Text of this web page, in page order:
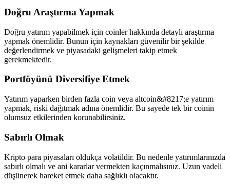
Doğru Araştırma Yapmak
Doğru yatırım yapabilmek için coinler hakkında detaylı araştırma
yapmak önemlidir. Bunun için kaynakları güvenilir bir şekilde
değerlendirmek ve piyasadaki gelişmeleri takip etmek
gerekmektedir.
Portföyünü Diversifiye Etmek
Yatırım yaparken birden fazla coin veya altcoin&#8217;e yatırım
yapmak, riski dağıtmak adına önemlidir. Bu sayede tek bir coinin
olumsuz etkilerinden korunabilirsiniz.
Sabırlı Olmak
Kripto para piyasaları oldukça volatildir. Bu nedenle yatırımlarınızda
sabırlı olmalı ve ani kararlar vermekten kaçınmalısınız. Uzun vadeli
düşünerek hareket etmek daha sağlıklı olacaktır.